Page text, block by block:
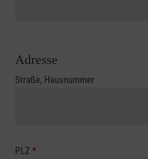
Adresse
Straße, Hausnummer
PLZ *